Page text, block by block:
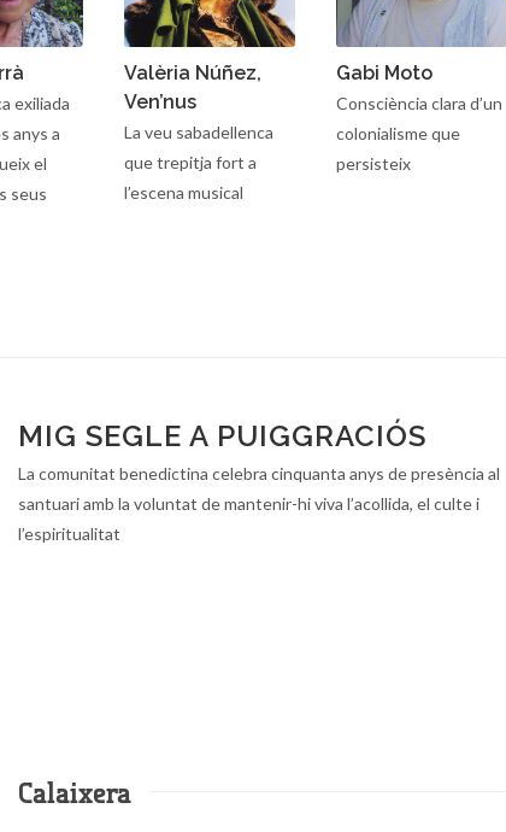
exiliada
anys a
el
seus
Valèria Núñez,
Ven’nus
La veu sabadellenca
que trepitja fort a
l’escena musical
Gabi Moto
Consciència clara d’un
colonialisme que
persisteix
MIG SEGLE A PUIGGRACIÓS
La comunitat benedictina celebra cinquanta anys de presència al
santuari amb la voluntat de mantenir-hi viva l’acollida, el culte i
l’espiritualitat
Calaixera